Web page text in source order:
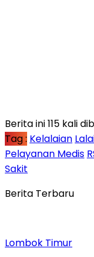
Berita ini 115 kali
Tag : Kelalaian
Pelayanan Medis
Sakit
Berita Terbaru
Lombok Timur